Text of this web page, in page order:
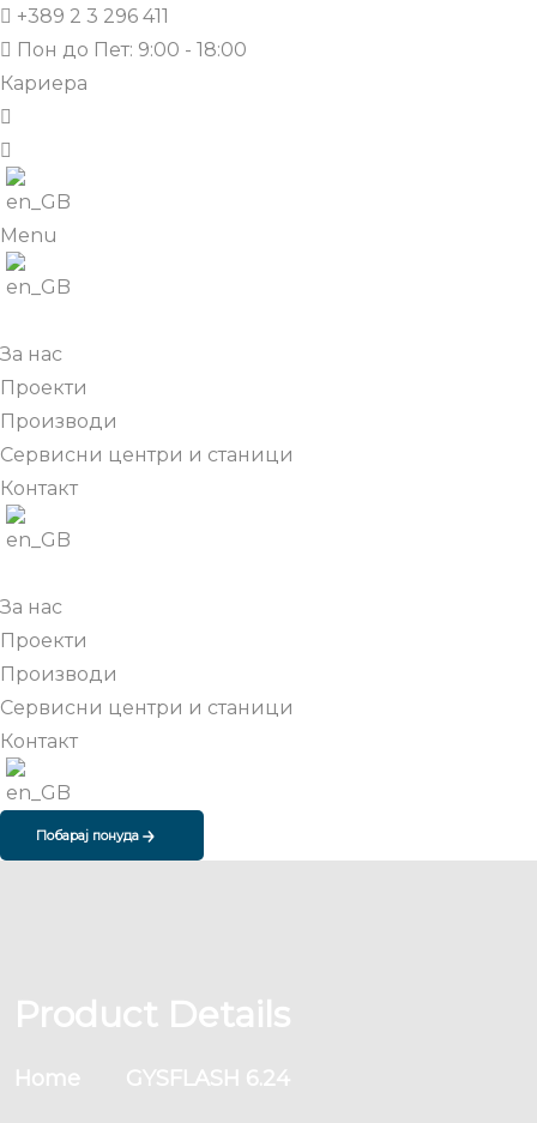
+389 2 3 296 411
Пон до Пет: 9:00 - 18:00
Кариера
Menu
За нас
Проекти
Производи
Сервисни центри и станици
Контакт
За нас
Проекти
Производи
Сервисни центри и станици
Контакт
Побарај понуда
Product Details
Home GYSFLASH 6.24